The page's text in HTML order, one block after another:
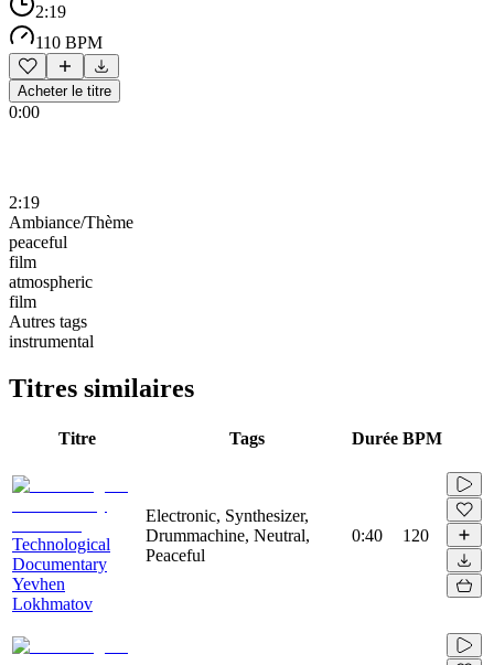
2:19
110 BPM
Acheter le titre
0:00
2:19
Ambiance/Thème
peaceful
film
atmospheric
film
Autres tags
instrumental
Titres similaires
Titre Tags Durée BPM
Technological
Documentary
Yevhen
Lokhmatov
Electronic, Synthesizer,
Drummachine, Neutral,
Peaceful
0:40 120